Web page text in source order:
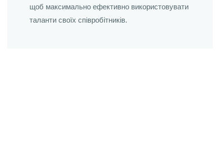
щоб максимально ефективно використовувати
таланти своїх співробітників.